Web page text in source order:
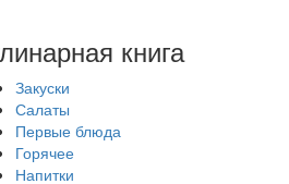
книга
Закуски
Салаты
Первые блюда
Горячее
Напитки